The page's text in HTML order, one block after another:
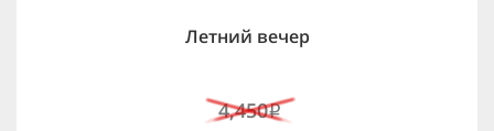
Летний вечер
4,450i